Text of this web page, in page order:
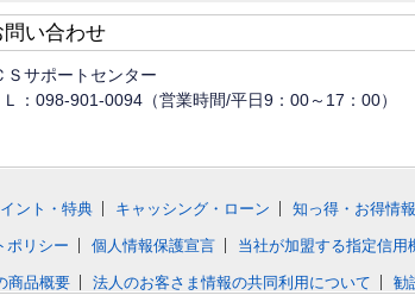
問い合わせ
サポートセンター
：098-901-0094（営業時間/平日9：00～17：00）
ント・特典 キャッシング・ローン 知っ得・お得情報
ポリシー 個人情報保護宣言 当社が加盟する指定信用
商品概要 法人のお客さま情報の共同利用について 勧